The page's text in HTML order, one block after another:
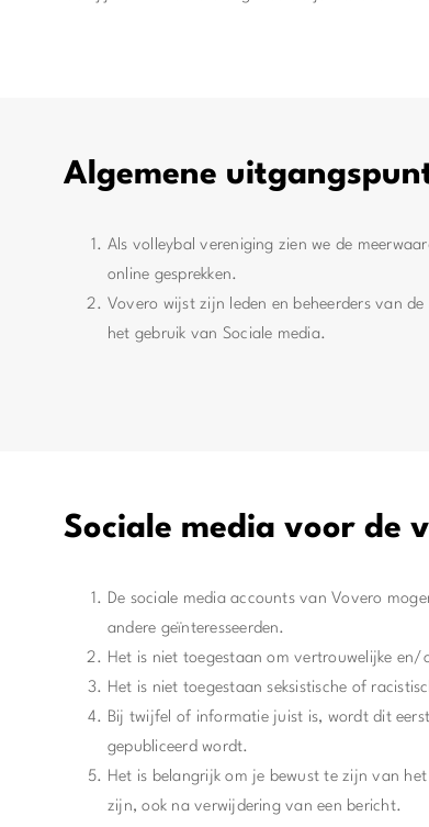
Algemene
Als volleybal vereniging zien we de
online gesprekken.
Vovero wijst zijn leden en beheerders van
het gebruik van Sociale media.
Sociale media voor de
De sociale media accounts van Vovero
andere geïnteresseerden.
Het is niet toegestaan om vertrouwelijke
Het is niet toegestaan seksistische of
Bij twijfel of informatie juist is, wordt dit
gepubliceerd wordt.
Het is belangrijk om je bewust te zijn van
zijn, ook na verwijdering van een bericht.